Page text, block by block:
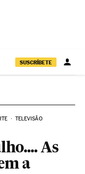
SUSCRÍBETE
TELEVISÃO
As
a